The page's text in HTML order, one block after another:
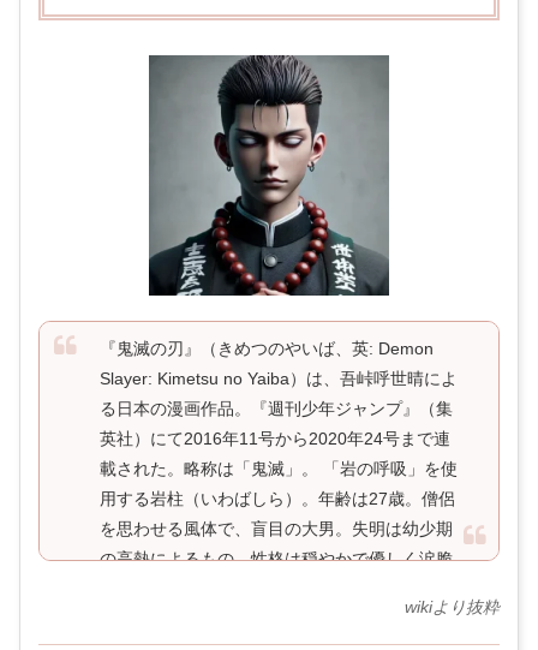
『鬼滅の刃』（きめつのやいば、英: Demon
Slayer: Kimetsu no Yaiba）は、吾峠呼世晴によ
る日本の漫画作品。『週刊少年ジャンプ』（集
英社）にて2016年11号から2020年24号まで連
載された。略称は「鬼滅」。 「岩の呼吸」を使
用する岩柱（いわばしら）。年齢は27歳。僧侶
を思わせる風体で、盲目の大男。失明は幼少期
の高熱によるもの。性格は穏やかで優しく涙脆
頼も厚い。体格と腕力は柱一で、心技体に優
wikiより抜粋